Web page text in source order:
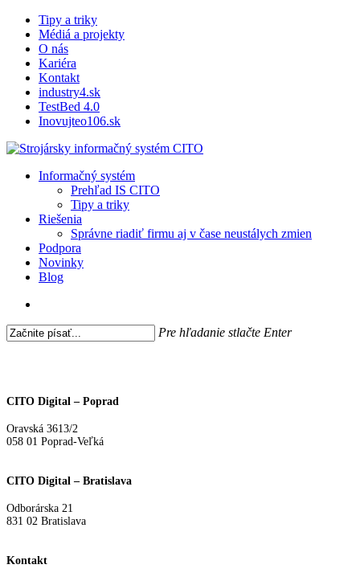
Skip
main
content
Tipy a triky
Médiá a projekty
O nás
Kariéra
Kontakt
industry4.sk
TestBed 4.0
Inovujteo106.sk
search
Menu
Informačný systém
Prehľad IS CITO
Tipy a triky
Riešenia
Správne riadiť firmu aj v čase neustálych zmien
Podpora
Novinky
Blog
Pre hľadanie stlačte Enter
CITO Digital – Poprad
Oravská 3613/2
058 01 Poprad-Veľká
CITO Digital – Bratislava
Odborárska 21
831 02 Bratislava
Kontakt